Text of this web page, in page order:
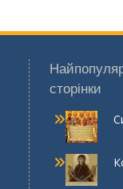
сторінки